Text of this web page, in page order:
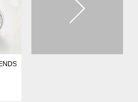
2X - KOLCZYKI STALOWE